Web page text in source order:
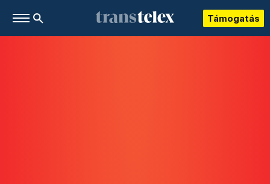
Támogatás